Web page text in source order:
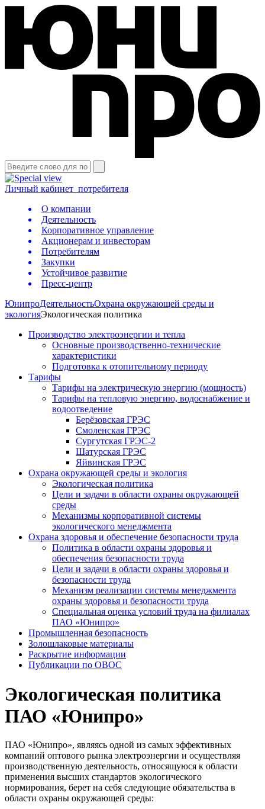
Личный кабинет потребителя
О компании
Деятельность
Корпоративное управление
Акционерам и инвесторам
Потребителям
Закупки
Устойчивое развитие
Пресс-центр
ЮнипроДеятельностьОхрана окружающей среды и
экологияЭкологическая политика
Производство электроэнергии и тепла
Основные производственно-технические
характеристики
Подготовка к отопительному периоду
Тарифы
Тарифы на электрическую энергию (мощность)
Тарифы на тепловую энергию, водоснабжение и
водоотведение
Берёзовская ГРЭС
Смоленская ГРЭС
Сургутская ГРЭС-2
Шатурская ГРЭС
Яйвинская ГРЭС
Охрана окружающей среды и экология
Экологическая политика
Цели и задачи в области охраны окружающей
среды
Механизмы корпоративной системы
экологического менеджмента
Охрана здоровья и обеспечение безопасности труда
Политика в области охраны здоровья и
обеспечения безопасности труда
Цели и задачи в области охраны здоровья и
безопасности труда
Механизм реализации системы менеджмента
охраны здоровья и безопасности труда
Специальная оценка условий труда на филиалах
ПАО «Юнипро»
Промышленная безопасность
Золошлаковые материалы
Раскрытие информации
Публикации по OBOC
Экологическая политика
ПАО «Юнипро»
ПАО «Юнипро», являясь одной из самых эффективных
компаний оптового рынка электроэнергии и осуществляя
производственную деятельность, относящуюся к области
применения высших стандартов экологического
нормирования, берет на себя следующие обязательства в
области охраны окружающей среды: